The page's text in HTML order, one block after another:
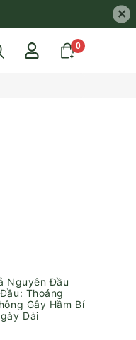
×
0
Nguyên Đầu
Thoáng
Gây Hầm Bí
Dài